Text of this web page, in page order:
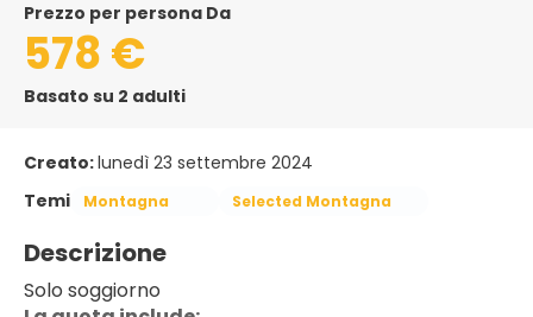
Prezzo per persona Da
578 €
Basato su 2 adulti
Creato:lunedì 23 settembre 2024
Temi
Montagna Selected Montagna
Descrizione
Solo soggiorno